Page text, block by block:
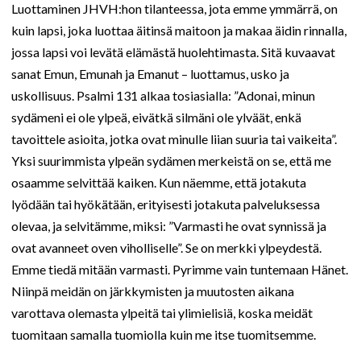
Luottaminen JHVH:hon tilanteessa, jota emme ymmärrä, on
kuin lapsi, joka luottaa äitinsä maitoon ja makaa äidin rinnalla,
jossa lapsi voi levätä elämästä huolehtimasta. Sitä kuvaavat
sanat Emun, Emunah ja Emanut – luottamus, usko ja
uskollisuus. Psalmi 131 alkaa tosiasialla: ”Adonai, minun
sydämeni ei ole ylpeä, eivätkä silmäni ole ylväät, enkä
tavoittele asioita, jotka ovat minulle liian suuria tai vaikeita”.
Yksi suurimmista ylpeän sydämen merkeistä on se, että me
osaamme selvittää kaiken. Kun näemme, että jotakuta
lyödään tai hyökätään, erityisesti jotakuta palveluksessa
olevaa, ja selvitämme, miksi: ”Varmasti he ovat synnissä ja
ovat avanneet oven viholliselle”. Se on merkki ylpeydestä.
Emme tiedä mitään varmasti. Pyrimme vain tuntemaan Hänet.
Niinpä meidän on järkkymisten ja muutosten aikana
varottava olemasta ylpeitä tai ylimielisiä, koska meidät
tuomitaan samalla tuomiolla kuin me itse tuomitsemme.